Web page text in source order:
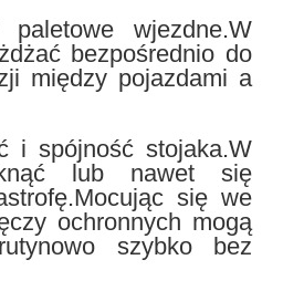
wjezdne.W
bezpośrednio do
między pojazdami a
i spójność stojaka.W
lub nawet się
się we
ochronnych mogą
szybko bez